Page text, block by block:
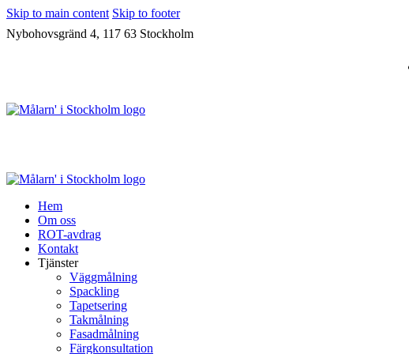
Skip to main content Skip to footer
Nybohovsgränd 4, 117 63 Stockholm
Hem
Om oss
ROT-avdrag
Kontakt
Tjänster
Väggmålning
Spackling
Tapetsering
Takmålning
Fasadmålning
Färgkonsultation